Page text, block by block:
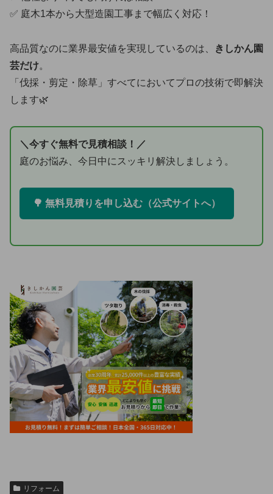
✅ 庭木1本から大型造園工事まで幅広く対応！
高品質なのに業界最安値を実現しているのは、
きしかん園
芸だけ。
「伐採・剪定・除草」すべてにおいてプロの技術で即解決
します🌿
＼今すぐ無料で見積相談！／
庭のお悩み、今日中にスッキリ解決しましょう。
🌳 無料見積りを申し込む（公式サイトへ）
リフォーム